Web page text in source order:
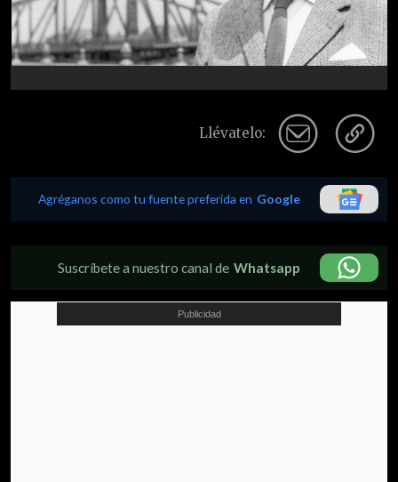
Llévatelo:
Agréganos como tu fuente preferida en Google
Suscríbete a nuestro canal de Whatsapp